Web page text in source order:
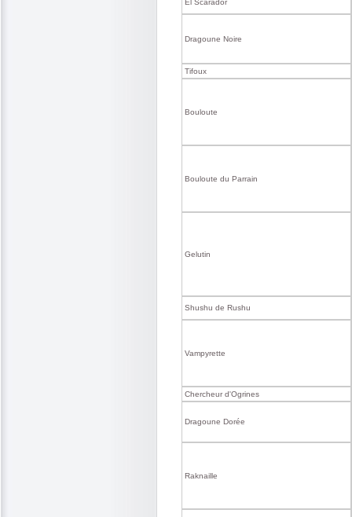
El Scarador
Dragoune Noire
Tifoux
Bouloute
Bouloute du Parrain
Gelutin
Shushu de Rushu
Vampyrette
Chercheur d'Ogrines
Dragoune Dorée
Raknaille